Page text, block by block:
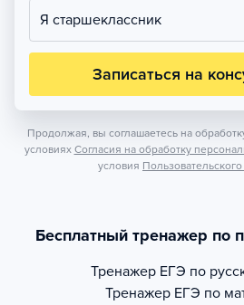
Я старшеклассник
Записаться на
Продолжая, вы соглашаетесь на
условиях Согласия на обработку
условия
Бесплатный тренажер по
Тренажер ЕГЭ по
Тренажер ЕГЭ по